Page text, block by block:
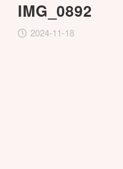
IMG_0892
2024-11-18